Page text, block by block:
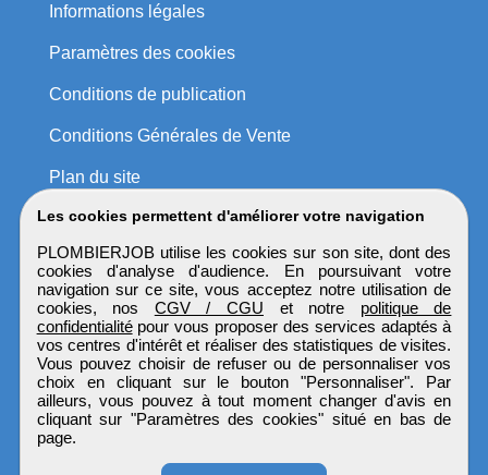
Les cookies permettent d'améliorer votre navigation
PLOMBIERJOB utilise les cookies sur son site, dont des
cookies d'analyse d'audience. En poursuivant votre
navigation sur ce site, vous acceptez notre utilisation de
cookies, nos CGV / CGU et notre politique de
confidentialitépour vous proposer des services adaptés à
vos centres d'intérêt et réaliser des statistiques de visites.
Vous pouvez choisir de refuser ou de personnaliser vos
choix en cliquant sur le bouton "Personnaliser". Par
ailleurs, vous pouvez à tout moment changer d'avis en
cliquant sur "Paramètres des cookies" situé en bas de
page.
Informations légales
Paramètres des cookies
Conditions de publication
Conditions Générales de Vente
Plan du site